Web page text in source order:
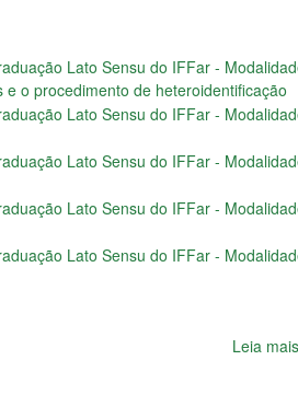
Lato Sensu do IFFar -
o procedimento de heteroidentificação
Lato Sensu do IFFar -
Lato Sensu do IFFar -
Lato Sensu do IFFar -
Lato Sensu do IFFar -
Leia